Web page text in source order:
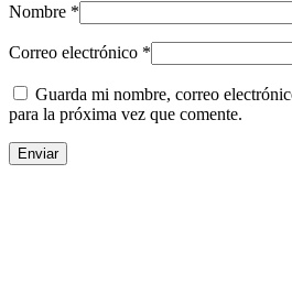
Nombre *
Correo electrónico *
Guarda mi nombre, correo
para la próxima vez que comente.